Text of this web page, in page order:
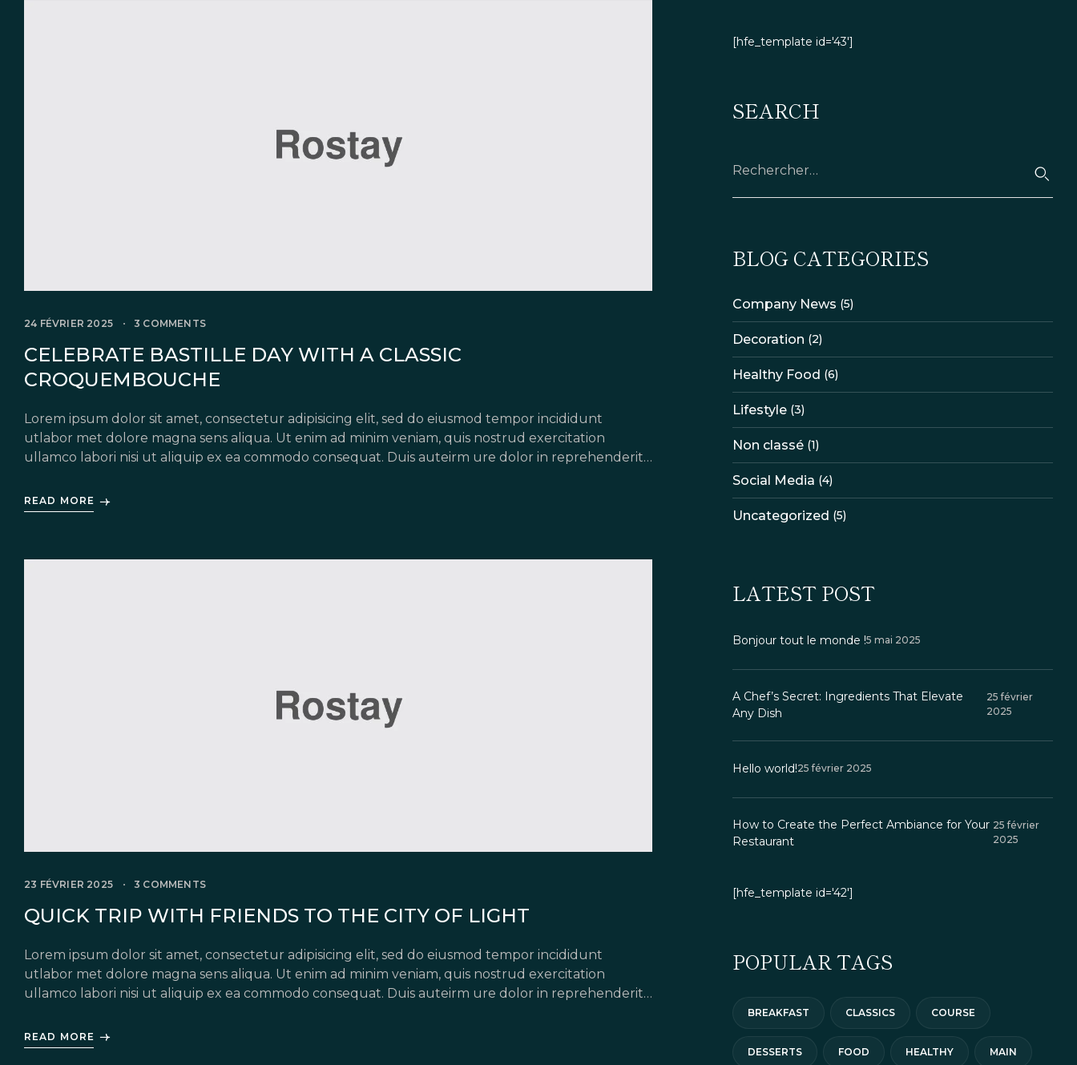
24 FÉVRIER 2025 3 COMMENTS
CELEBRATE BASTILLE DAY WITH A CLASSIC
CROQUEMBOUCHE
Lorem ipsum dolor sit amet, consectetur adipisicing elit, sed do eiusmod tempor incididunt
utlabor met dolore magna sens aliqua. Ut enim ad minim veniam, quis nostrud exercitation
ullamco labori nisi ut aliquip ex ea commodo consequat. Duis auteirm ure dolor in reprehenderit
READ MORE
23 FÉVRIER 2025 3 COMMENTS
QUICK TRIP WITH FRIENDS TO THE CITY OF LIGHT
Lorem ipsum dolor sit amet, consectetur adipisicing elit, sed do eiusmod tempor incididunt
utlabor met dolore magna sens aliqua. Ut enim ad minim veniam, quis nostrud exercitation
ullamco labori nisi ut aliquip ex ea commodo consequat. Duis auteirm ure dolor in reprehenderit
READ MORE
[hfe_template id='43']
SEARCH
Rechercher :
BLOG CATEGORIES
Company News (5)
Decoration (2)
Healthy Food (6)
Lifestyle (3)
Non classé (1)
Social Media (4)
Uncategorized (5)
LATEST POST
Bonjour tout le monde !5 mai 2025
A Chef’s Secret: Ingredients That Elevate
Any Dish
25 février
2025
Hello world!25 février 2025
How to Create the Perfect Ambiance for Your
Restaurant
25 février
2025
[hfe_template id='42']
POPULAR TAGS
BREAKFAST CLASSICS COURSE
DESSERTS FOOD HEALTHY MAIN